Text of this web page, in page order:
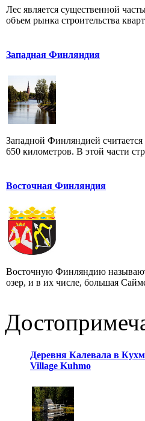
Лес является существенной
объем рынка строительства
Западная Финляндия
Западной Финляндией
650 километров. В этой части
Восточная Финляндия
Восточную Финляндию
озер, и в их числе, большая
Деревня Калевала в
Village Kuhmo